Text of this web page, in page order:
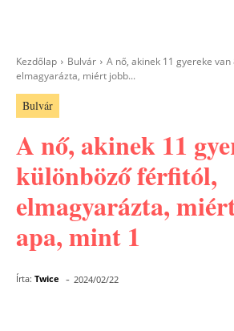
Kezdőlap Bulvár
A nő, akinek 11 gyereke
elmagyarázta, miért jobb...
Bulvár
A nő, akinek 11
különböző férfitól,
elmagyarázta,
apa, mint 1
Írta: Twice - 2024/02/22